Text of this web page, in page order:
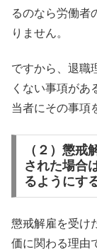
るのなら労働者
りません。
ですから、退職
くない事項があ
当者にその事項
（２）懲戒
された場合
るようにす
懲戒解雇を受け
価に関わる理由